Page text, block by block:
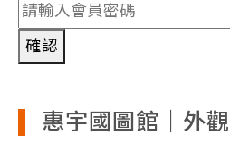
確認
惠宇國圖館｜外